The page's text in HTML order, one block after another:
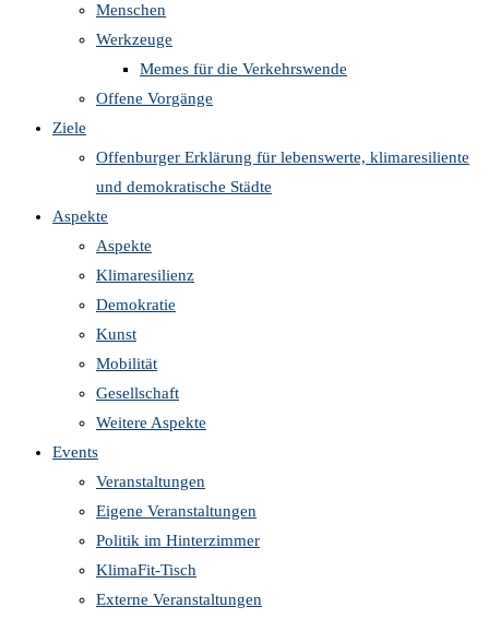
Menschen
Werkzeuge
Memes für die Verkehrswende
Offene Vorgänge
Ziele
Offenburger Erklärung für lebenswerte, klimaresiliente
und demokratische Städte
Aspekte
Aspekte
Klimaresilienz
Demokratie
Kunst
Mobilität
Gesellschaft
Weitere Aspekte
Events
Veranstaltungen
Eigene Veranstaltungen
Politik im Hinterzimmer
KlimaFit-Tisch
Externe Veranstaltungen